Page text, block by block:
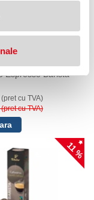
cafea Tchibo
Espresso Barista
(pret cu TVA)
cu TVA)
11 %